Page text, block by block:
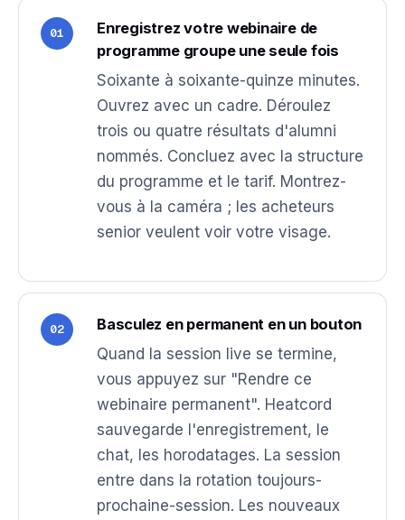
01
Enregistrez votre webinaire de
programme groupe une seule fois
Soixante à soixante-quinze minutes.
Ouvrez avec un cadre. Déroulez
trois ou quatre résultats d'alumni
nommés. Concluez avec la structure
du programme et le tarif. Montrez-
vous à la caméra ; les acheteurs
senior veulent voir votre visage.
02
Basculez en permanent en un bouton
Quand la session live se termine,
vous appuyez sur "Rendre ce
webinaire permanent". Heatcord
sauvegarde l'enregistrement, le
chat, les horodatages. La session
entre dans la rotation toujours-
prochaine-session. Les nouveaux